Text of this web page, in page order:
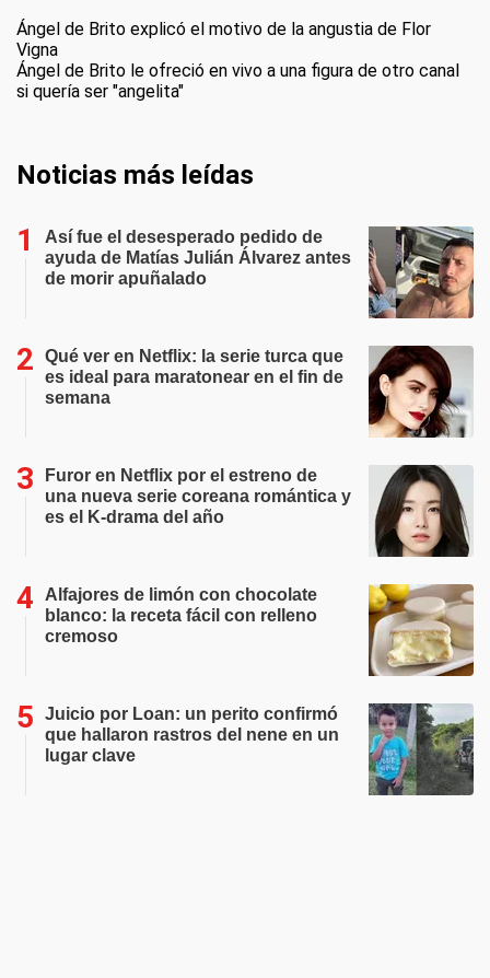
Ángel de Brito explicó el motivo de la angustia de Flor
Vigna
Ángel de Brito le ofreció en vivo a una figura de otro canal
si quería ser "angelita"
Noticias más leídas
Así fue el desesperado pedido de
ayuda de Matías Julián Álvarez antes
de morir apuñalado
Qué ver en Netflix: la serie turca que
es ideal para maratonear en el fin de
semana
Furor en Netflix por el estreno de
una nueva serie coreana romántica y
es el K-drama del año
Alfajores de limón con chocolate
blanco: la receta fácil con relleno
cremoso
Juicio por Loan: un perito confirmó
que hallaron rastros del nene en un
lugar clave